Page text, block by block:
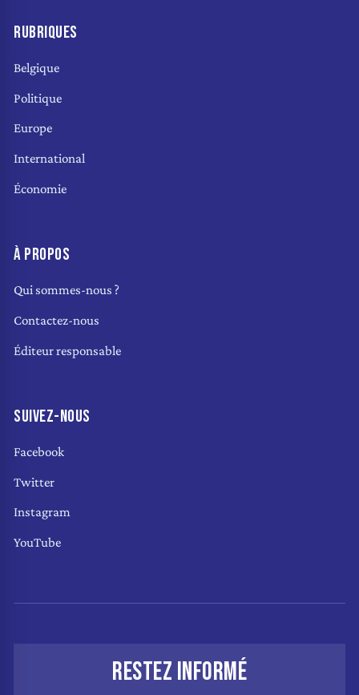
RUBRIQUES
Belgique
Politique
Europe
International
Économie
À PROPOS
Qui sommes-nous ?
Contactez-nous
Éditeur responsable
SUIVEZ-NOUS
Facebook
Twitter
Instagram
YouTube
RESTEZ INFORMÉ